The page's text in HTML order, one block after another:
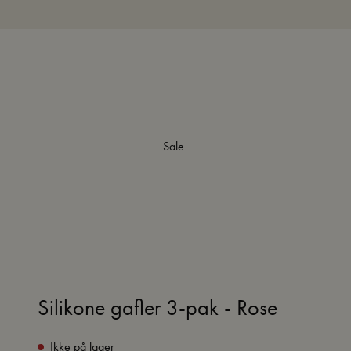
Sale
Silikone gafler 3-pak - Rose
Ikke på lager